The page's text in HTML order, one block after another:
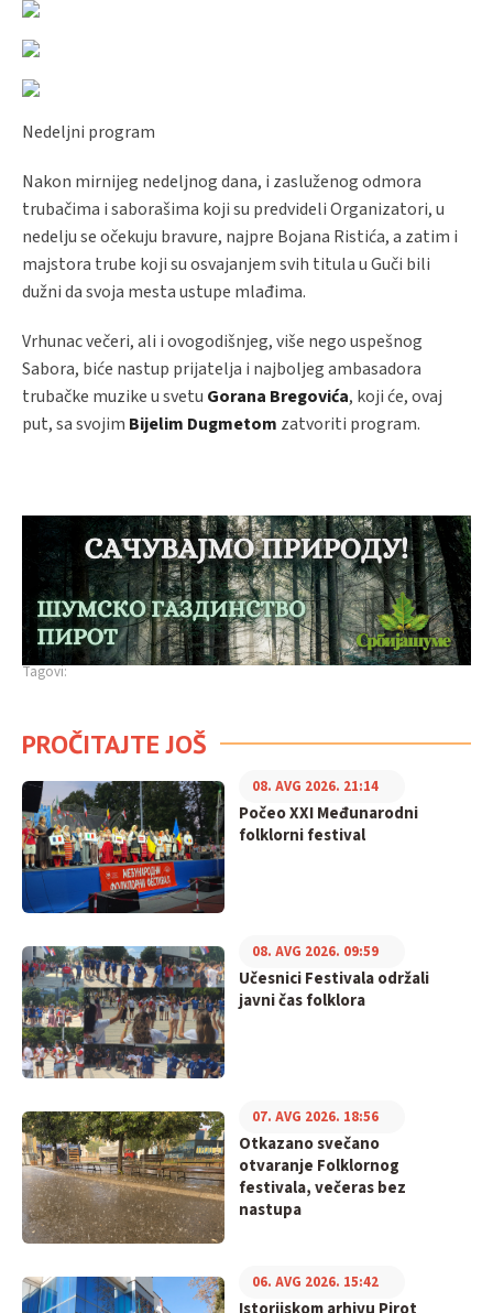
Nedeljni program
Nakon mirnijeg nedeljnog dana, i zasluženog odmora
trubačima i saborašima koji su predvideli Organizatori, u
nedelju se očekuju bravure, najpre Bojana Ristića, a zatim i
majstora trube koji su osvajanjem svih titula u Guči bili
dužni da svoja mesta ustupe mlađima.
Vrhunac večeri, ali i ovogodišnjeg, više nego uspešnog
Sabora, biće nastup prijatelja i najboljeg ambasadora
trubačke muzike u svetu Gorana Bregovića, koji će, ovaj
put, sa svojim Bijelim Dugmetom zatvoriti program.
Tagovi:
PROČITAJTE JOŠ
Počeo XXI Međunarodni
folklorni festival
08. AVG 2026. 21:14
Učesnici Festivala održali
javni čas folklora
08. AVG 2026. 09:59
Otkazano svečano
otvaranje Folklornog
festivala, večeras bez
nastupa
07. AVG 2026. 18:56
06. AVG 2026. 15:42